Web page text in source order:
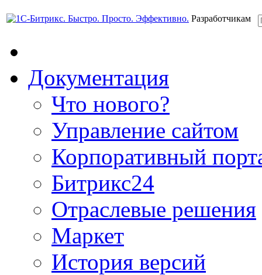
Разработчикам
Документация
Что нового?
Управление сайтом
Корпоративный
Битрикс24
Отраслевые решения
Маркет
История версий